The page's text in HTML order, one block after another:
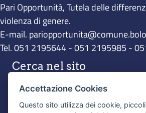
Pari Opportunità, Tutela delle
violenza di genere.
E-mail.
Tel.051 2195644-051 2195985 -
Cerca nel sito
Accettazione Cookies
Questo sito utilizza dei cookie,